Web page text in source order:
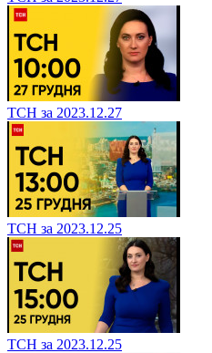
ТСН за 2023.12.27
ТСН за 2023.12.25
ТСН за 2023.12.25